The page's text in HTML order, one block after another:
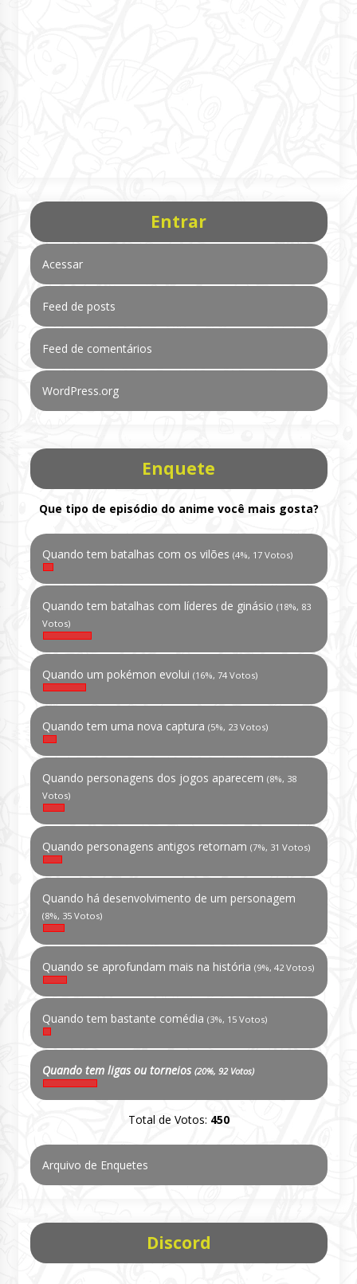
Entrar
Acessar
Feed de posts
Feed de comentários
WordPress.org
Enquete
Que tipo de episódio do anime você mais gosta?
Quando tem batalhas com os vilões (4%, 17 Votos)
Quando tem batalhas com líderes de ginásio (18%, 83
Votos)
Quando um pokémon evolui (16%, 74 Votos)
Quando tem uma nova captura (5%, 23 Votos)
Quando personagens dos jogos aparecem (8%, 38
Votos)
Quando personagens antigos retornam (7%, 31 Votos)
Quando há desenvolvimento de um personagem
(8%, 35 Votos)
Quando se aprofundam mais na história (9%, 42 Votos)
Quando tem bastante comédia (3%, 15 Votos)
Quando tem ligas ou torneios (20%, 92 Votos)
Total de Votos: 450
Arquivo de Enquetes
Discord